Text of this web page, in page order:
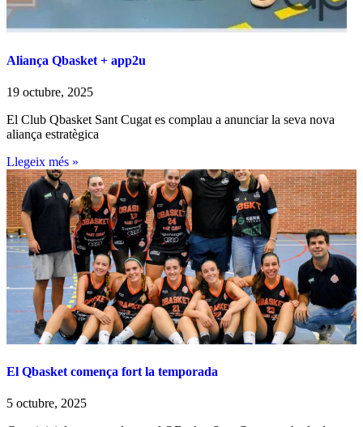
Aliança Qbasket + app2u
19 octubre, 2025
El Club Qbasket Sant Cugat es complau a anunciar la seva nova
aliança estratègica
Llegeix més »
El Qbasket comença fort la temporada
5 octubre, 2025